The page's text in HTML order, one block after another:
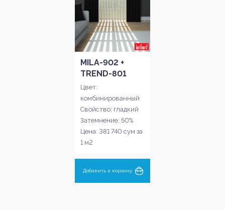
MILA-902 +
TREND-801
Цвет:
комбинированный
Свойство: гладкий
Затемнение: 50%
Цена: 381 740 сум за
1 м2
Добавить в корзину